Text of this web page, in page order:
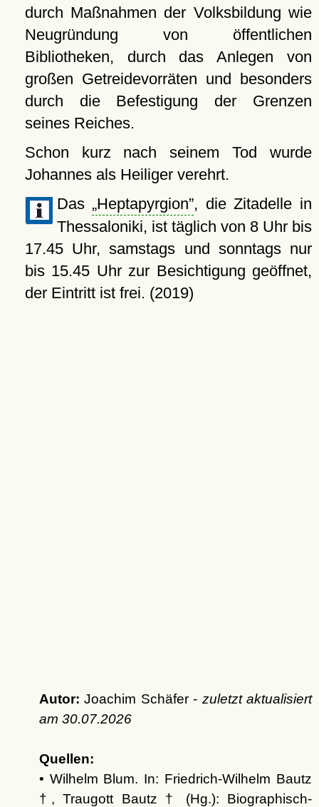
durch Maßnahmen der Volksbildung wie
Neugründung von öffentlichen
Bibliotheken, durch das Anlegen von
großen Getreidevorräten und besonders
durch die Befestigung der Grenzen
seines Reiches.
Schon kurz nach seinem Tod wurde
Johannes als Heiliger verehrt.
Das Heptapyrgion , die Zitadelle in
Thessaloniki, ist täglich von 8 Uhr bis
17.45 Uhr, samstags und sonntags nur
bis 15.45 Uhr zur Besichtigung geöffnet,
der Eintritt ist frei. (2019)
Autor: Joachim Schäfer - zuletzt aktualisiert
am 30.07.2026
Quellen:
• Wilhelm Blum. In: Friedrich-Wilhelm Bautz
†, Traugott Bautz † (Hg.): Biographisch-